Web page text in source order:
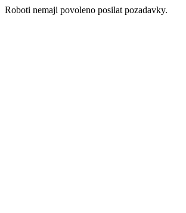
Roboti nemaji povoleno posilat pozadavky.